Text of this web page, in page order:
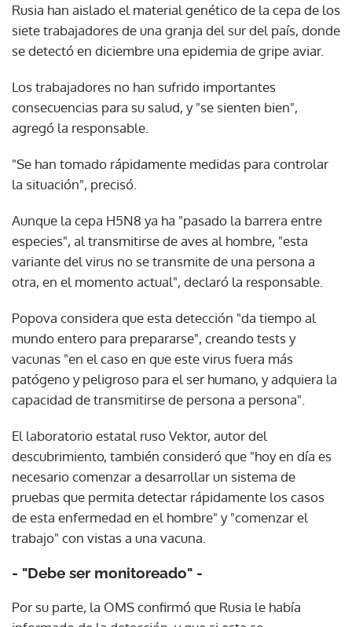
Rusia han aislado el material genético de la cepa de los
siete trabajadores de una granja del sur del país, donde
se detectó en diciembre una epidemia de gripe aviar.
Los trabajadores no han sufrido importantes
consecuencias para su salud, y "se sienten bien",
agregó la responsable.
"Se han tomado rápidamente medidas para controlar
la situación", precisó.
Aunque la cepa H5N8 ya ha "pasado la barrera entre
especies", al transmitirse de aves al hombre, "esta
variante del virus no se transmite de una persona a
otra, en el momento actual", declaró la responsable.
Popova considera que esta detección "da tiempo al
mundo entero para prepararse", creando tests y
vacunas "en el caso en que este virus fuera más
patógeno y peligroso para el ser humano, y adquiera la
capacidad de transmitirse de persona a persona".
El laboratorio estatal ruso Vektor, autor del
descubrimiento, también consideró que "hoy en día es
necesario comenzar a desarrollar un sistema de
pruebas que permita detectar rápidamente los casos
de esta enfermedad en el hombre" y "comenzar el
trabajo" con vistas a una vacuna.
- "Debe ser monitoreado" -
Por su parte, la OMS confirmó que Rusia le había